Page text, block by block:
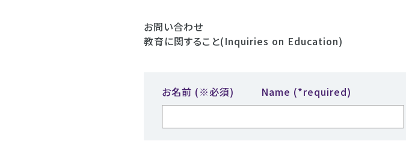
お問い合わせ
教育に関すること(Inquiries on Education)
お名前 (※必須) Name (*required)